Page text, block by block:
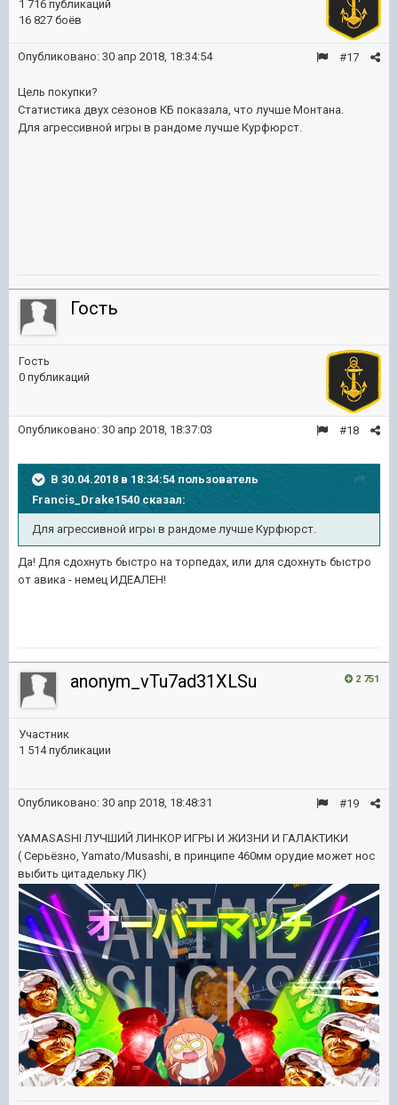
1 716 публикаций
16 827 боёв
#17
Опубликовано: 30 апр 2018, 18:34:54
Цель покупки?
Статистика двух сезонов КБ показала, что лучше Монтана.
Для агрессивной игры в рандоме лучше Курфюрст.
Гость
Гость
0 публикаций
#18
Опубликовано: 30 апр 2018, 18:37:03
В 30.04.2018 в 18:34:54 пользователь
Francis_Drake1540 сказал:
Для агрессивной игры в рандоме лучше Курфюрст.
Да! Для сдохнуть быстро на торпедах, или для сдохнуть быстро
от авика - немец ИДЕАЛЕН!
2 751
anonym_vTu7ad31XLSu
Участник
1 514 публикации
#19
Опубликовано: 30 апр 2018, 18:48:31
YAMASASHI ЛУЧШИЙ ЛИНКОР ИГРЫ И ЖИЗНИ И ГАЛАКТИКИ
( Серьёзно, Yamato/Musashi, в принципе 460мм орудие может нос
выбить цитадельку ЛК)